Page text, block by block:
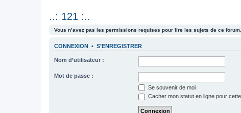
..: 121 :..
Vous n’avez pas les permissions requises pour lire les sujets de ce forum.
CONNEXION • S’ENREGISTRER
Nom d’utilisateur :
Mot de passe :
Se souvenir de moi
Cacher mon statut en ligne pour